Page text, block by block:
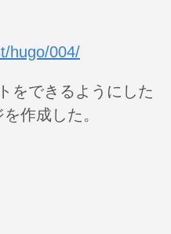
hugo/004/
をできるようにした
作成した。